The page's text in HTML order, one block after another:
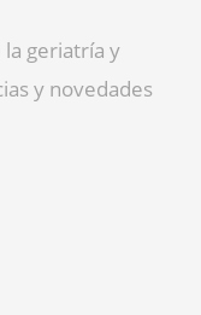
la geriatría y
y novedades